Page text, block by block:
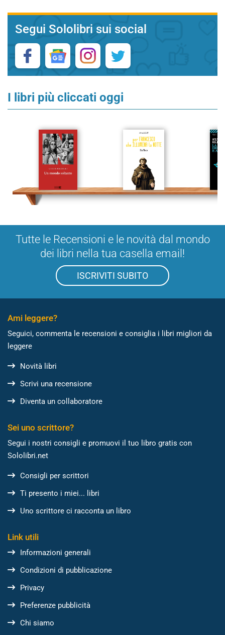
Segui Sololibri sui social
I libri più cliccati oggi
Tutte le Recensioni e le novità dal mondo
dei libri nella tua casella email!
ISCRIVITI SUBITO
Ami leggere?
Seguici, commenta le recensioni e consiglia i libri migliori da
leggere
Novità libri
Scrivi una recensione
Diventa un collaboratore
Sei uno scrittore?
Segui i nostri consigli e promuovi il tuo libro gratis con
Sololibri.net
Consigli per scrittori
Ti presento i miei... libri
Uno scrittore ci racconta un libro
Link utili
Informazioni generali
Condizioni di pubblicazione
Privacy
Preferenze pubblicità
Chi siamo